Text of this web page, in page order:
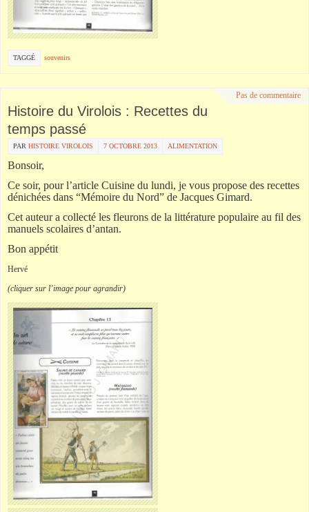
TAGGÉ souvenirs
Pas de commentaire
Histoire du Virolois : Recettes du
temps passé
PAR HISTOIRE VIROLOIS 7 OCTOBRE 2013 ALIMENTATION
Bonsoir,
Ce soir, pour l’article Cuisine du lundi, je vous propose des recettes
dénichées dans “Mémoire du Nord” de Jacques Gimard.
Cet auteur a collecté les fleurons de la littérature populaire au fil des
manuels scolaires d’antan.
Bon appétit
Hervé
(cliquer sur l’image pour agrandir)